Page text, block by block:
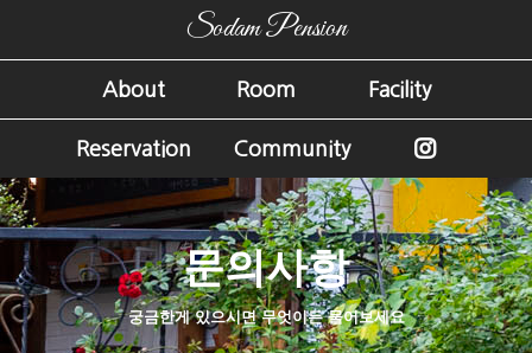
Sodam Pension
About Room Facility
Reservation Community
문의사항
궁금한게 있으시면 무엇이든 물어보세요